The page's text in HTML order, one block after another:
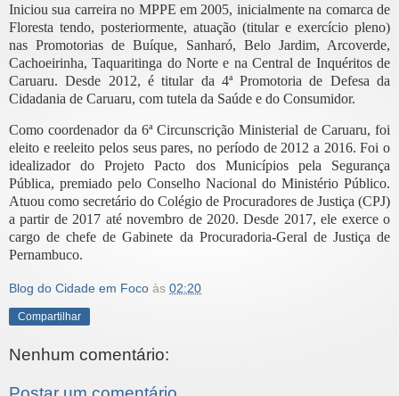
Iniciou sua carreira no MPPE em 2005, inicialmente na comarca de
Floresta tendo, posteriormente, atuação (titular e exercício pleno)
nas Promotorias de Buíque, Sanharó, Belo Jardim, Arcoverde,
Cachoeirinha, Taquaritinga do Norte e na Central de Inquéritos de
Caruaru. Desde 2012, é titular da 4ª Promotoria de Defesa da
Cidadania de Caruaru, com tutela da Saúde e do Consumidor.
Como coordenador da 6ª Circunscrição Ministerial de Caruaru, foi
eleito e reeleito pelos seus pares, no período de 2012 a 2016. Foi o
idealizador do Projeto Pacto dos Municípios pela Segurança
Pública, premiado pelo Conselho Nacional do Ministério Público.
Atuou como secretário do Colégio de Procuradores de Justiça (CPJ)
a partir de 2017 até novembro de 2020. Desde 2017, ele exerce o
cargo de chefe de Gabinete da Procuradoria-Geral de Justiça de
Pernambuco.
Blog do Cidade em Foco às 02:20
Compartilhar
Nenhum comentário: